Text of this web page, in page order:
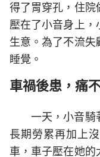
得了胃穿孔，住院
壓在了小音身上
生意。為了不流失
睡覺。
車禍後患，痛
一天，小音騎
長期勞累再加上
車，車子壓在她的